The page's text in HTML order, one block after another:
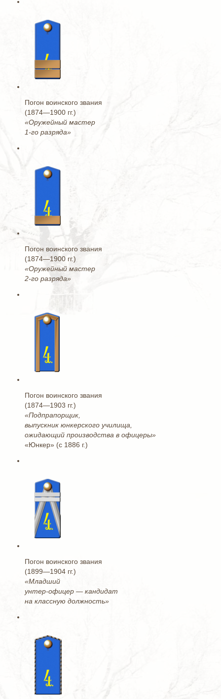
Погон воинского звания
(1874—1900 гг.)
«Оружейный мастер
1-го разряда»
Погон воинского звания
(1874—1900 гг.)
«Оружейный мастер
2-го разряда»
Погон воинского звания
(1874—1903 гг.)
«Подпрапорщик,
выпускник юнкерского училища,
ожидающий производства в офицеры»
«Юнкер» (с 1886 г.)
Погон воинского звания
(1899—1904 гг.)
«Младший
унтер-офицер — кандидат
на классную должность»